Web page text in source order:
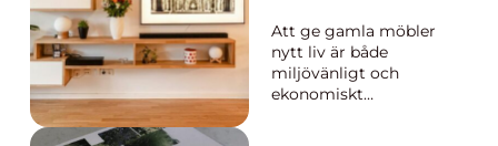
kostnadseffektiv
lösning
Att ge gamla möbler
nytt liv är både
miljövänligt och
ekonomiskt